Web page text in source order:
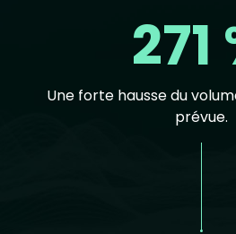
271
Une forte hausse du
prévue.